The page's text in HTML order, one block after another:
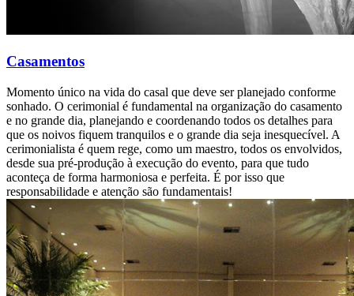
Casamentos
Momento único na vida do casal que deve ser planejado conforme
sonhado. O cerimonial é fundamental na organização do casamento
e no grande dia, planejando e coordenando todos os detalhes para
que os noivos fiquem tranquilos e o grande dia seja inesquecível. A
cerimonialista é quem rege, como um maestro, todos os envolvidos,
desde sua pré-produção à execução do evento, para que tudo
aconteça de forma harmoniosa e perfeita. É por isso que
responsabilidade e atenção são fundamentais!